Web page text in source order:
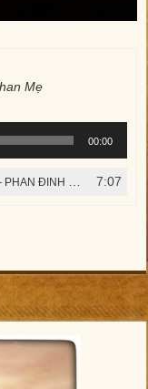
Mẹ
00:00
ĐINH TÙNG 7:07